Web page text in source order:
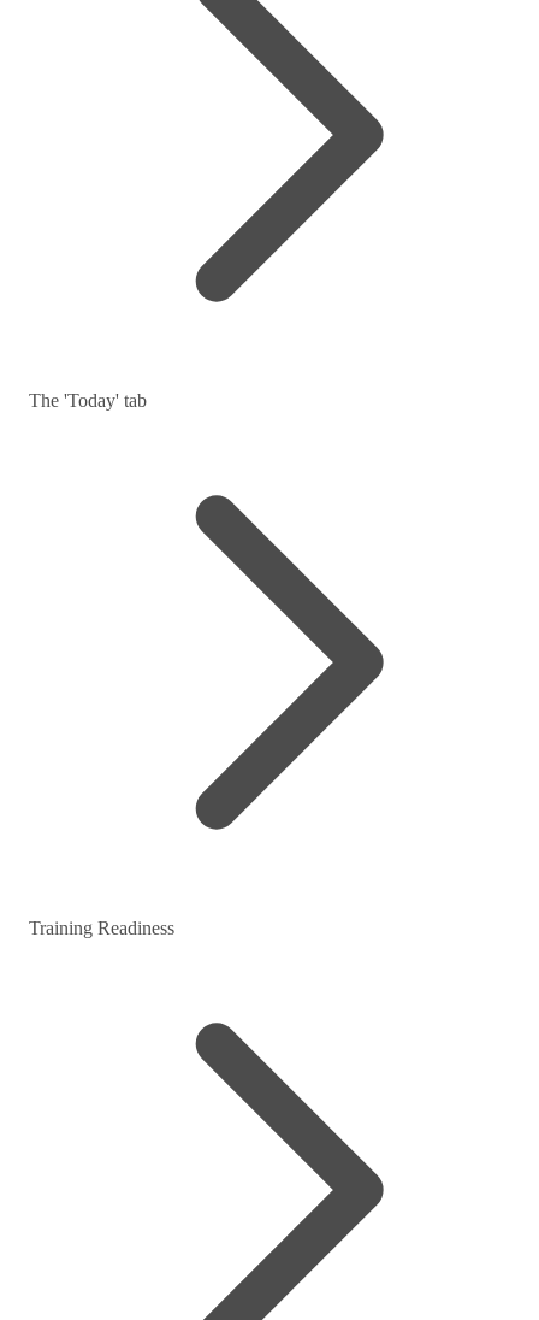
The 'Today' tab
Training Readiness